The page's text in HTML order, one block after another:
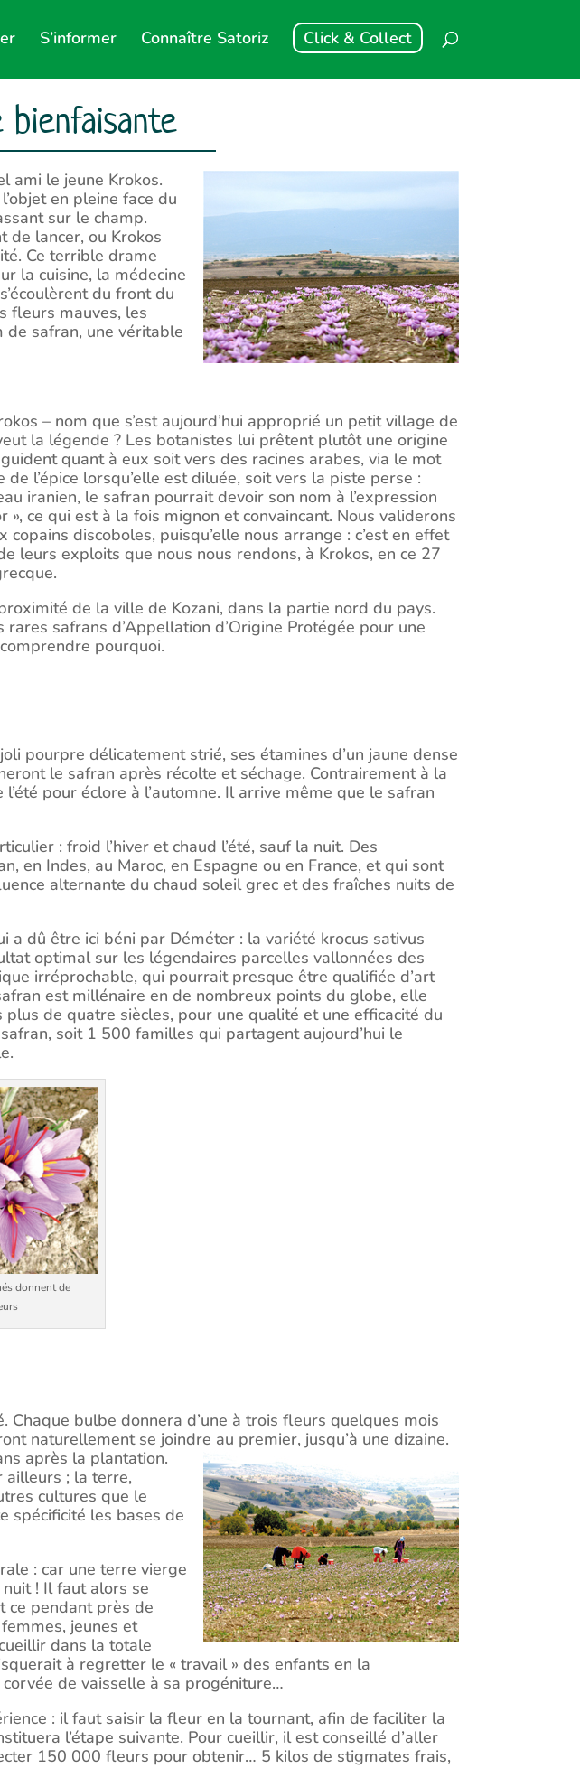
S’informer Connaître Satoriz Click & Collect
bienfaisante
ami le jeune Krokos.
en pleine face du
sur le champ.
de lancer, ou Krokos
Ce terrible drame
la cuisine, la médecine
du front du
fleurs mauves, les
de safran, une véritable
– nom que s’est aujourd’hui approprié un petit village de
la légende ? Les botanistes lui prêtent plutôt une origine
quant à eux soit vers des racines arabes, via le mot
de l’épice lorsqu’elle est diluée, soit vers la piste perse :
iranien, le safran pourrait devoir son nom à l’expression
», ce qui est à la fois mignon et convaincant. Nous validerons
discoboles, puisqu’elle nous arrange : c’est en effet
leurs exploits que nous nous rendons, à Krokos, en ce 27
de la ville de Kozani, dans la partie nord du pays.
rares safrans d’Appellation d’Origine Protégée pour une
pourquoi.
pourpre délicatement strié, ses étamines d’un jaune dense
le safran après récolte et séchage. Contrairement à la
pour éclore à l’automne. Il arrive même que le safran
: froid l’hiver et chaud l’été, sauf la nuit. Des
en Indes, au Maroc, en Espagne ou en France, et qui sont
alternante du chaud soleil grec et des fraîches nuits de
dû être ici béni par Déméter : la variété krocus sativus
optimal sur les légendaires parcelles vallonnées des
irréprochable, qui pourrait presque être qualifiée d’art
est millénaire en de nombreux points du globe, elle
de quatre siècles, pour une qualité et une efficacité du
soit 1 500 familles qui partagent aujourd’hui le
donnent de
Chaque bulbe donnera d’une à trois fleurs quelques mois
naturellement se joindre au premier, jusqu’à une dizaine.
après la plantation.
; la terre,
cultures que le
spécificité les bases de
: car une terre vierge
! Il faut alors se
ce pendant près de
jeunes et
dans la totale
à regretter le « travail » des enfants en la
de vaisselle à sa progéniture…
: il faut saisir la fleur en la tournant, afin de faciliter la
l’étape suivante. Pour cueillir, il est conseillé d’aller
150 000 fleurs pour obtenir… 5 kilos de stigmates frais,